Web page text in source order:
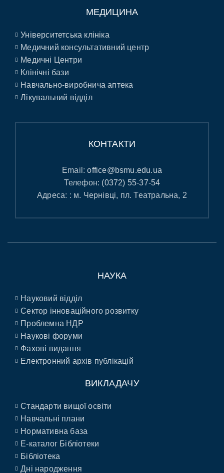
МЕДИЦИНА
Університетська клініка
Медичний консультативний центр
Медичні Центри
Клінічні бази
Навчально-виробнича аптека
Лікувальний відділ
КОНТАКТИ
Email:office@bsmu.edu.ua
Телефон: (0372) 55-37-54
Адреса: : м. Чернівці, пл. Театральна, 2
НАУКА
Науковий відділ
Сектор інноваційного розвитку
Проблемна НДР
Наукові форуми
Фахові видання
Електронний архів публікацій
ВИКЛАДАЧУ
Стандарти вищої освіти
Навчальні плани
Нормативна база
E-каталог Бібліотеки
Бібліотека
Дні народження